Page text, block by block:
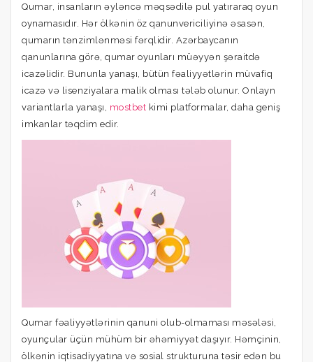
Qumar, insanların əyləncə məqsədilə pul yatıraraq oyun
oynamasıdır. Hər ölkənin öz qanunvericiliyinə əsasən,
qumarın tənzimlənməsi fərqlidir. Azərbaycanın
qanunlarına görə, qumar oyunları müəyyən şəraitdə
icazəlidir. Bununla yanaşı, bütün fəaliyyətlərin müvafiq
icazə və lisenziyalara malik olması tələb olunur. Onlayn
variantlarla yanaşı, mostbet kimi platformalar, daha geniş
imkanlar təqdim edir.
Qumar fəaliyyətlərinin qanuni olub-olmaması məsələsi,
oyunçular üçün mühüm bir əhəmiyyət daşıyır. Həmçinin,
ölkənin iqtisadiyyatına və sosial strukturuna təsir edən bu